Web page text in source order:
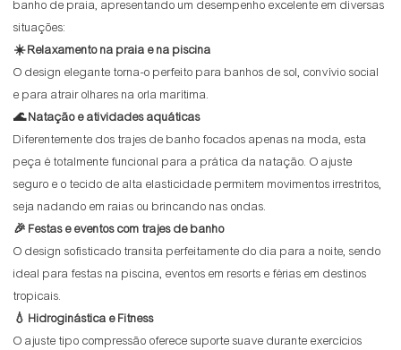
banho de praia, apresentando um desempenho excelente em diversas
situações:
☀️ Relaxamento na praia e na piscina
O design elegante torna-o perfeito para banhos de sol, convívio social
e para atrair olhares na orla marítima.
🌊 Natação e atividades aquáticas
Diferentemente dos trajes de banho focados apenas na moda, esta
peça é totalmente funcional para a prática da natação. O ajuste
seguro e o tecido de alta elasticidade permitem movimentos irrestritos,
seja nadando em raias ou brincando nas ondas.
🎉 Festas e eventos com trajes de banho
O design sofisticado transita perfeitamente do dia para a noite, sendo
ideal para festas na piscina, eventos em resorts e férias em destinos
tropicais.
💧 Hidroginástica e Fitness
O ajuste tipo compressão oferece suporte suave durante exercícios